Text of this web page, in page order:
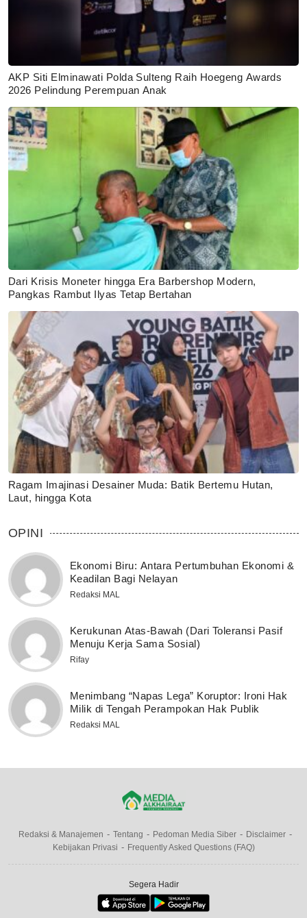
AKP Siti Elminawati Polda Sulteng Raih Hoegeng Awards
2026 Pelindung Perempuan Anak
Dari Krisis Moneter hingga Era Barbershop Modern,
Pangkas Rambut Ilyas Tetap Bertahan
Ragam Imajinasi Desainer Muda: Batik Bertemu Hutan,
Laut, hingga Kota
OPINI
Ekonomi Biru: Antara Pertumbuhan Ekonomi &
Keadilan Bagi Nelayan
Redaksi MAL
Kerukunan Atas-Bawah (Dari Toleransi Pasif
Menuju Kerja Sama Sosial)
Rifay
Menimbang “Napas Lega” Koruptor: Ironi Hak
Milik di Tengah Perampokan Hak Publik
Redaksi MAL
Redaksi & Manajemen Tentang Pedoman Media Siber
Disclaimer
Kebijakan Privasi
Frequently Asked Questions (FAQ)
Segera Hadir